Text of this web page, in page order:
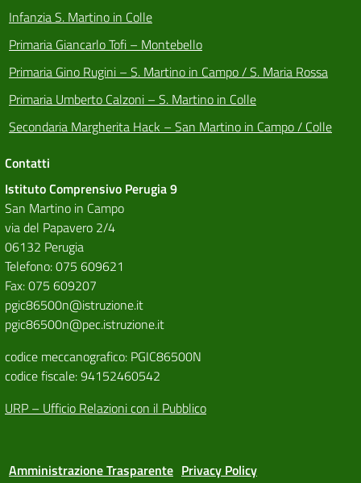
Infanzia S. Martino in Colle
Primaria Giancarlo Tofi – Montebello
Primaria Gino Rugini – S. Martino in Campo / S. Maria Rossa
Primaria Umberto Calzoni – S. Martino in Colle
Secondaria Margherita Hack – San Martino in Campo / Colle
Contatti
Istituto Comprensivo Perugia 9
San Martino in Campo
via del Papavero 2/4
06132 Perugia
Telefono: 075 609621
Fax: 075 609207
pgic86500n@istruzione.it
pgic86500n@pec.istruzione.it
codice meccanografico: PGIC86500N
codice fiscale: 94152460542
URP – Ufficio Relazioni con il Pubblico
Amministrazione Trasparente Privacy Policy